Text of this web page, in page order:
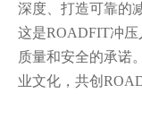
深度、打造可靠的
这是ROADFIT冲
质量和安全的承诺
业文化，共创